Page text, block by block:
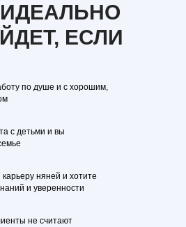
ЕСЛИ
по душе и с хорошим,
с детьми и вы
няней и хотите
и уверенности
не считают